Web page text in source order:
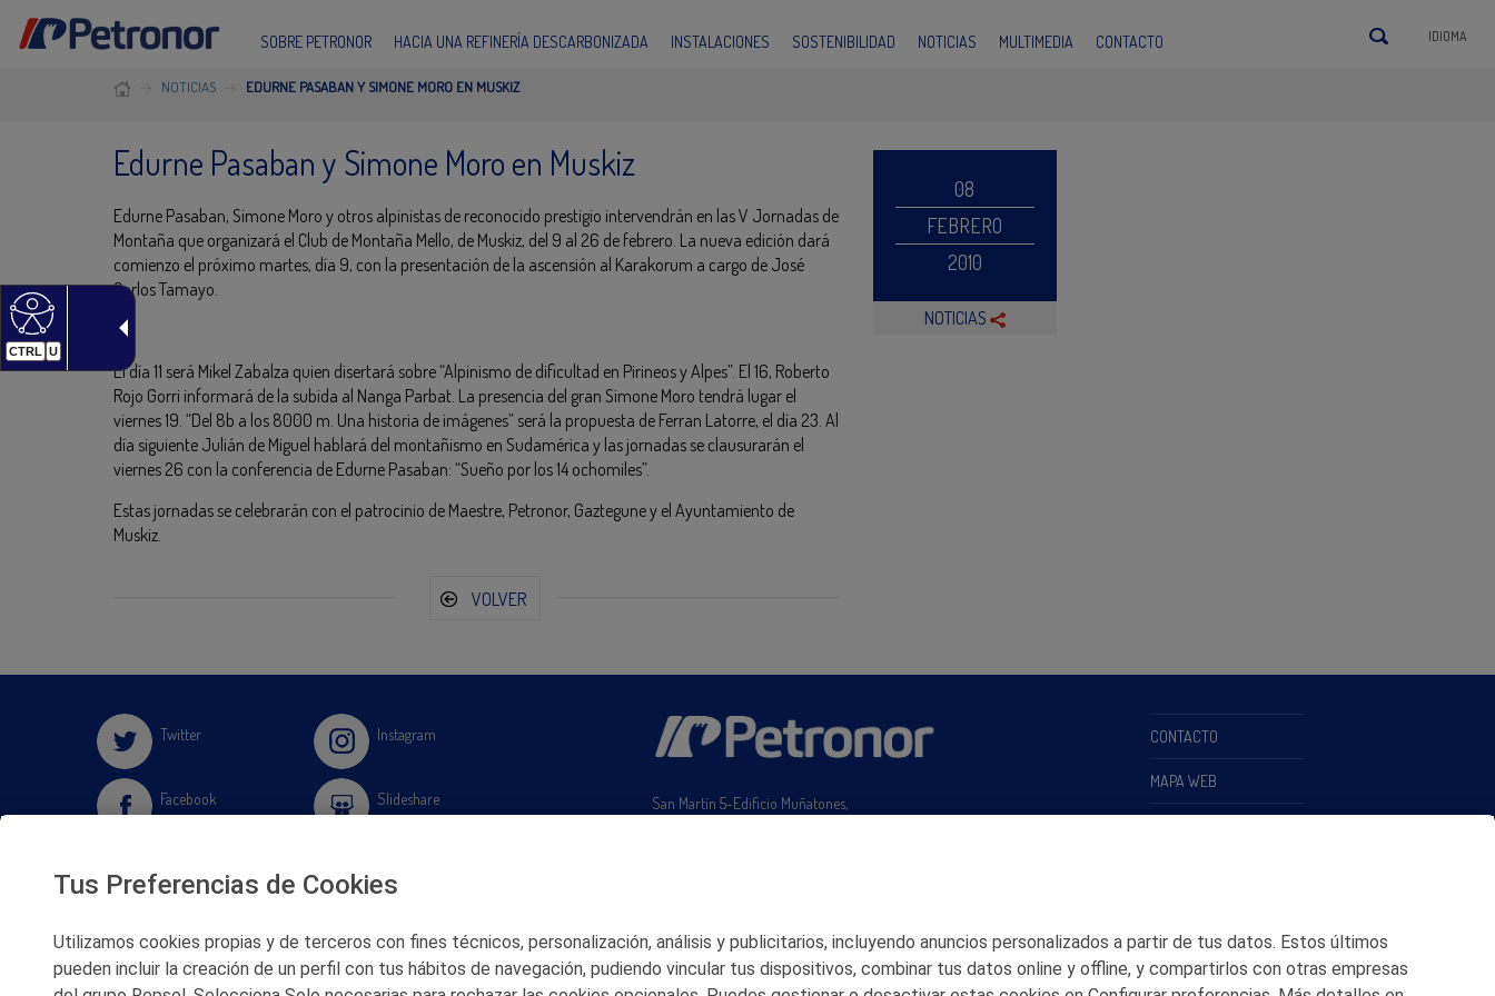
CTRL U
SOBRE PETRONOR HACIA UNA REFINERÍA DESCARBONIZADA INSTALACIONES SOSTENIBILIDAD NOTICIAS MULTIMEDIA CONTACTO IDIOMA
NOTICIAS EDURNE PASABAN Y SIMONE MORO EN MUSKIZ
Edurne Pasaban y Simone Moro en Muskiz
Edurne Pasaban, Simone Moro y otros alpinistas de reconocido prestigio intervendrán en las V Jornadas de
Montaña que organizará el Club de Montaña Mello, de Muskiz, del 9 al 26 de febrero. La nueva edición dará
comienzo el próximo martes, día 9, con la presentación de la ascensión al Karakorum a cargo de José
Carlos Tamayo.
El día 11 será Mikel Zabalza quien disertará sobre “Alpinismo de dificultad en Pirineos y Alpes”. El 16, Roberto
Rojo Gorri informará de la subida al Nanga Parbat. La presencia del gran Simone Moro tendrá lugar el
viernes 19. “Del 8b a los 8000 m. Una historia de imágenes” será la propuesta de Ferran Latorre, el día 23. Al
día siguiente Julián de Miguel hablará del montañismo en Sudamérica y las jornadas se clausurarán el
viernes 26 con la conferencia de Edurne Pasaban: “Sueño por los 14 ochomiles”.
Estas jornadas se celebrarán con el patrocinio de Maestre, Petronor, Gaztegune y el Ayuntamiento de
Muskiz.
VOLVER
08
FEBRERO
2010
NOTICIAS
Twitter
Facebook
Instagram
Slideshare
San Martín 5-Edificio Muñatones,
CONTACTO
MAPA WEB
CANAL DE ÉTICA
Tus Preferencias de Cookies
Utilizamos cookies propias y de terceros con fines técnicos, personalización, análisis y publicitarios, incluyendo anuncios personalizados a partir de tus datos. Estos últimos
pueden incluir la creación de un perfil con tus hábitos de navegación, pudiendo vincular tus dispositivos, combinar tus datos online y offline, y compartirlos con otras empresas